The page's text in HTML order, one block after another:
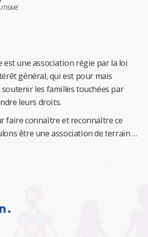
est une association régie par la loi
général, qui est pour mais
soutenir les familles touchées par
leurs droits.
faire connaître et reconnaître ce
être une association de terrain …